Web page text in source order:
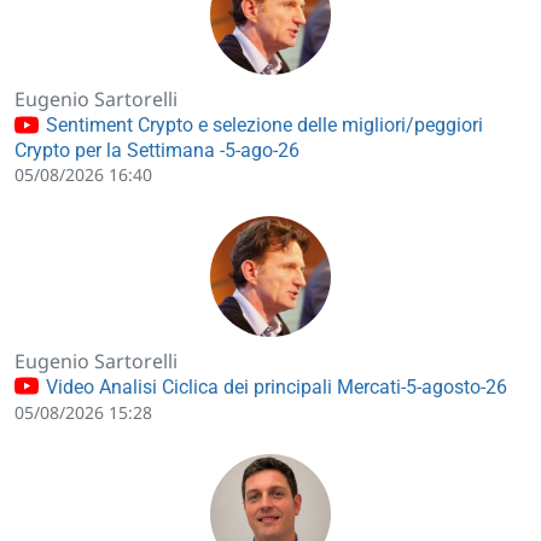
Eugenio Sartorelli
Sentiment Crypto e selezione delle migliori/peggiori
Crypto per la Settimana -5-ago-26
05/08/2026 16:40
Eugenio Sartorelli
Video Analisi Ciclica dei principali Mercati-5-agosto-26
05/08/2026 15:28